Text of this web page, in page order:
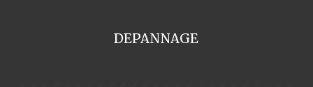
DEPANNAGE